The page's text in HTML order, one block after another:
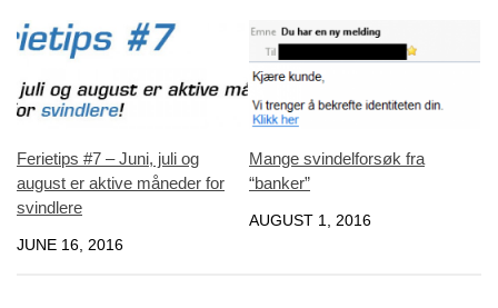
Ferietips #7 – Juni, juli og
august er aktive måneder for
svindlere
JUNE 16, 2016
Mange svindelforsøk fra
“banker”
AUGUST 1, 2016